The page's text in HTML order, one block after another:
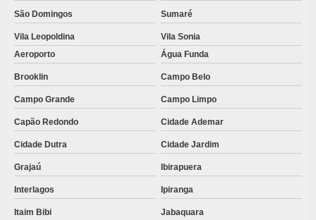
TOUCA TNT
TOUCAS DESCARTAVEIS SANFONADAS VALOR
TOUCAS SANFONADAS
VALOR KIT ODONTOLÓGICO
VENDA DE KITS CIRÚRGICOS PRONTOS
VESTIMENTAS DESCARTÁVEIS
VESTIMENTAS DESCARTÁVEIS TNT
São Domingos Sumaré
Vila Leopoldina
Vila Sonia
Aeroporto
Água Funda
Brooklin Campo Belo
Campo Grande Campo Limpo
Capão Redondo Cidade Ademar
Cidade Dutra Cidade Jardim
Grajaú Ibirapuera
Interlagos Ipiranga
Itaim Bibi Jabaquara